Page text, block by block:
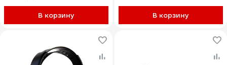
В корзину В корзину